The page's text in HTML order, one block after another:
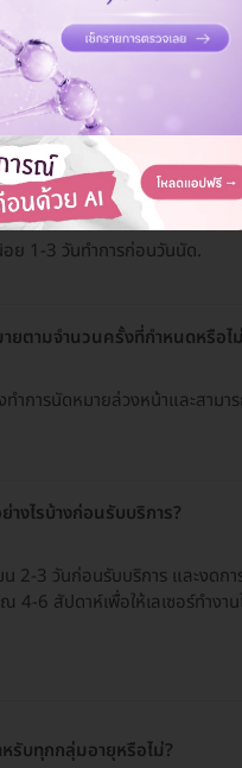
ร่วมกับฉายแสงสิว คือดีมาก รา
นัดต้องทำอย่างไร?
นัดได้โดยติดต่อคลินิกหรือผ่านท
ย 1-3 วันทำการก่อนวันนัด.
ยตามจำนวนครั้งที่กำหนดหรือไ
ำการนัดหมายล่วงหน้าและสามาร
งไรบ้างก่อนรับบริการ?
2-3 วันก่อนรับบริการ และงดก
4-6 สัปดาห์เพื่อให้เลเซอร์ทำงา
รับทุกกลุ่มอายุหรือไม่?